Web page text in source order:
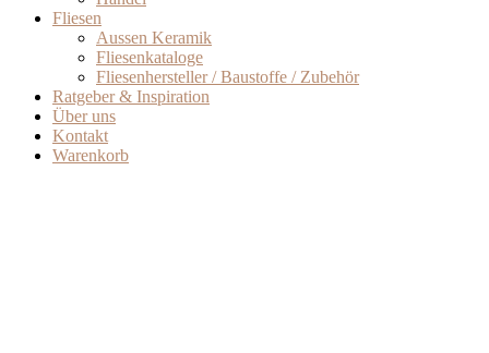
Fliesen
Aussen Keramik
Fliesenkataloge
Fliesenhersteller / Baustoffe / Zubehör
Ratgeber & Inspiration
Über uns
Kontakt
Warenkorb